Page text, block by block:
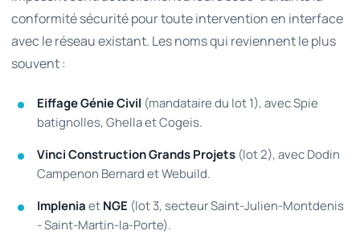
conformité sécurité pour toute intervention en interface
avec le réseau existant. Les noms qui reviennent le plus
souvent :
Eiffage Génie Civil (mandataire du lot 1), avec Spie
batignolles, Ghella et Cogeis.
Vinci Construction Grands Projets (lot 2), avec Dodin
Campenon Bernard et Webuild.
ImpleniaetNGE (lot 3, secteur Saint-Julien-Montdenis
- Saint-Martin-la-Porte).